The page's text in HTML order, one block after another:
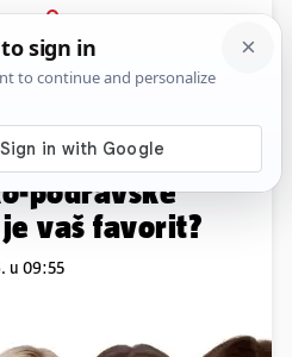
PRIJAVA
Show Komentari
finalistice za
podravske
vaš favorit?
u 09:55